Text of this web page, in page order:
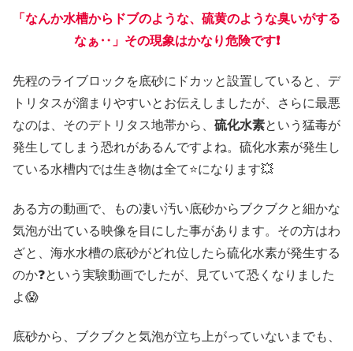
「なんか水槽からドブのような、硫黄のような臭いがする
なぁ‥」その現象はかなり危険です❗
先程のライブロックを底砂にドカッと設置していると、デ
トリタスが溜まりやすいとお伝えしましたが、さらに最悪
なのは、そのデトリタス地帯から、 硫化水素という猛毒が
発生してしまう恐れがあるんですよね。硫化水素が発生し
ている水槽内では生き物は全て⭐になります💥
ある方の動画で、もの凄い汚い底砂からブクブクと細かな
気泡が出ている映像を目にした事があります。その方はわ
ざと、海水水槽の底砂がどれ位したら硫化水素が発生する
のか❓という実験動画でしたが、見ていて恐くなりました
よ😱
底砂から、ブクブクと気泡が立ち上がっていないまでも、